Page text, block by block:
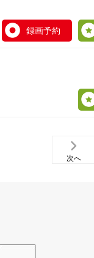
録画予約
次へ